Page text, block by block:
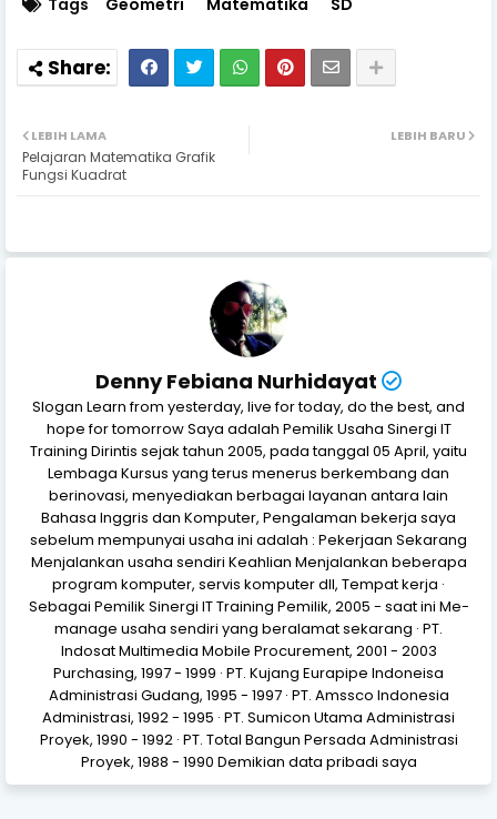
LEBIH BARU
LEBIH LAMA
Pelajaran Matematika Grafik
Fungsi Kuadrat
Denny Febiana Nurhidayat
Slogan Learn from yesterday, live for today, do the best, and
hope for tomorrow Saya adalah Pemilik Usaha Sinergi IT
Training Dirintis sejak tahun 2005, pada tanggal 05 April, yaitu
Lembaga Kursus yang terus menerus berkembang dan
berinovasi, menyediakan berbagai layanan antara lain
Bahasa Inggris dan Komputer, Pengalaman bekerja saya
sebelum mempunyai usaha ini adalah : Pekerjaan Sekarang
Menjalankan usaha sendiri Keahlian Menjalankan beberapa
program komputer, servis komputer dll, Tempat kerja ·
Sebagai Pemilik Sinergi IT Training Pemilik, 2005 - saat ini Me-
manage usaha sendiri yang beralamat sekarang · PT.
Indosat Multimedia Mobile Procurement, 2001 - 2003
Purchasing, 1997 - 1999 · PT. Kujang Eurapipe Indoneisa
Administrasi Gudang, 1995 - 1997 · PT. Amssco Indonesia
Administrasi, 1992 - 1995 · PT. Sumicon Utama Administrasi
Proyek, 1990 - 1992 · PT. Total Bangun Persada Administrasi
Proyek, 1988 - 1990 Demikian data pribadi saya